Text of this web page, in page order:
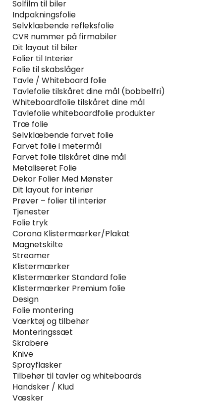
Solfilm til biler
Indpakningsfolie
Selvklæbende refleksfolie
CVR nummer på firmabiler
Dit layout til biler
Folier til Interiør
Folie til skabslåger
Tavle / Whiteboard folie
Tavlefolie tilskåret dine mål (bobbelfri)
Whiteboardfolie tilskåret dine mål
Tavlefolie whiteboardfolie produkter
Træ folie
Selvklæbende farvet folie
Farvet folie i metermål
Farvet folie tilskåret dine mål
Metaliseret Folie
Dekor Folier Med Mønster
Dit layout for interiør
Prøver – folier til interiør
Tjenester
Folie tryk
Corona Klistermærker/Plakat
Magnetskilte
Streamer
Klistermærker
Klistermærker Standard folie
Klistermærker Premium folie
Design
Folie montering
Værktøj og tilbehør
Monteringssæt
Skrabere
Knive
Sprayflasker
Tilbehør til tavler og whiteboards
Handsker / Klud
Væsker